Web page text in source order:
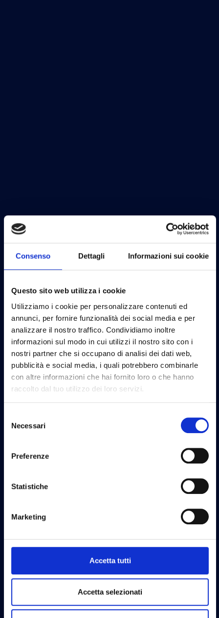
Consenso Dettagli Informazioni sui cookie
Questo sito web utilizza i cookie
Utilizziamo i cookie per personalizzare contenuti ed
annunci, per fornire funzionalità dei social media e per
analizzare il nostro traffico. Condividiamo inoltre
informazioni sul modo in cui utilizzi il nostro sito con i
nostri partner che si occupano di analisi dei dati web,
pubblicità e social media, i quali potrebbero combinarle
con altre informazioni che hai fornito loro o che hanno
raccolto dal tuo utilizzo dei loro servizi.
delNecessari
Preferenze
Statistiche
Marketing
Accetta tutti
Accetta selezionati
Paolo Fabbri 06/11/2023